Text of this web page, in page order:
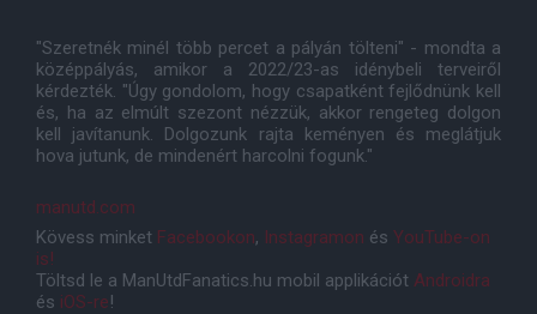
"Szeretnék minél több percet a pályán tölteni" - mondta a
középpályás, amikor a 2022/23-as idénybeli terveiről
kérdezték. "Úgy gondolom, hogy csapatként fejlődnünk kell
és, ha az elmúlt szezont nézzük, akkor rengeteg dolgon
kell javítanunk. Dolgozunk rajta keményen és meglátjuk
hova jutunk, de mindenért harcolni fogunk."
manutd.com
Kövess minket Facebookon, Instagramon és YouTube-on
is!
Töltsd le a ManUtdFanatics.hu mobil applikációt Androidra
és iOS-re!